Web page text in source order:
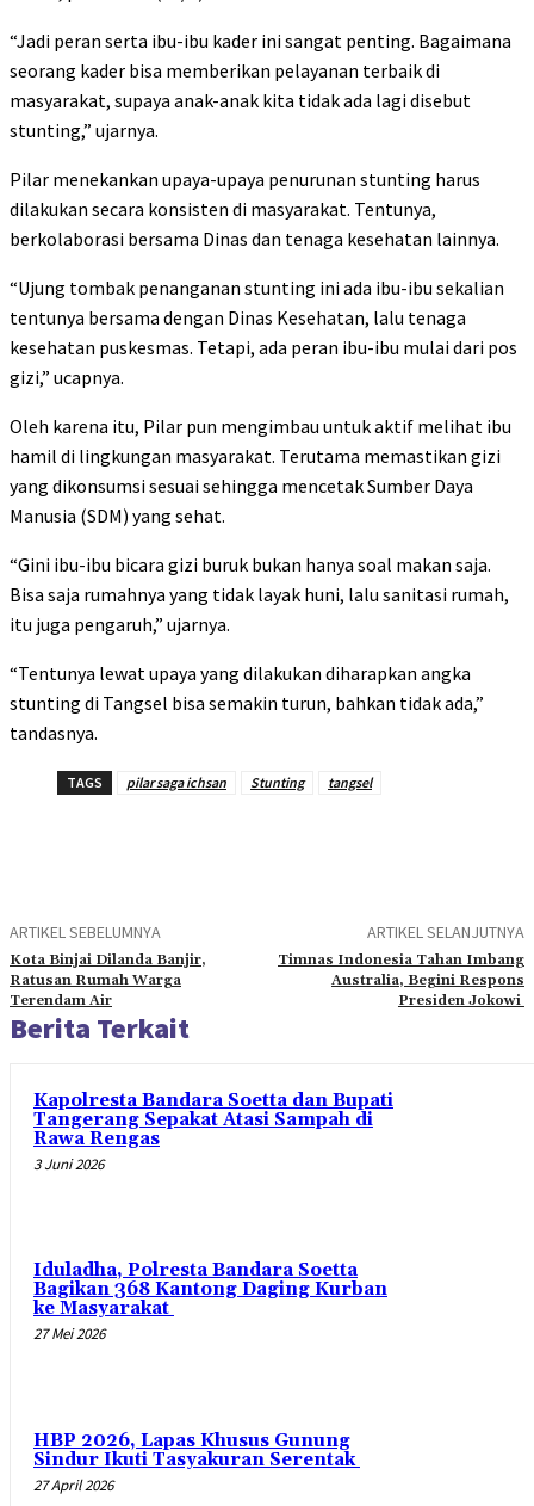
“Jadi peran serta ibu-ibu kader ini sangat penting. Bagaimana
seorang kader bisa memberikan pelayanan terbaik di
masyarakat, supaya anak-anak kita tidak ada lagi disebut
stunting,” ujarnya.
Pilar menekankan upaya-upaya penurunan stunting harus
dilakukan secara konsisten di masyarakat. Tentunya,
berkolaborasi bersama Dinas dan tenaga kesehatan lainnya.
“Ujung tombak penanganan stunting ini ada ibu-ibu sekalian
tentunya bersama dengan Dinas Kesehatan, lalu tenaga
kesehatan puskesmas. Tetapi, ada peran ibu-ibu mulai dari pos
gizi,” ucapnya.
Oleh karena itu, Pilar pun mengimbau untuk aktif melihat ibu
hamil di lingkungan masyarakat. Terutama memastikan gizi
yang dikonsumsi sesuai sehingga mencetak Sumber Daya
Manusia (SDM) yang sehat.
“Gini ibu-ibu bicara gizi buruk bukan hanya soal makan saja.
Bisa saja rumahnya yang tidak layak huni, lalu sanitasi rumah,
itu juga pengaruh,” ujarnya.
“Tentunya lewat upaya yang dilakukan diharapkan angka
stunting di Tangsel bisa semakin turun, bahkan tidak ada,”
tandasnya.
TAGS pilar saga ichsan Stunting tangsel
ARTIKEL SEBELUMNYA
Kota Binjai Dilanda Banjir,
Ratusan Rumah Warga
Terendam Air
ARTIKEL SELANJUTNYA
Timnas Indonesia Tahan Imbang
Australia, Begini Respons
Presiden Jokowi
Berita Terkait
Kapolresta Bandara Soetta dan Bupati
Tangerang Sepakat Atasi Sampah di
Rawa Rengas
3 Juni 2026
Iduladha, Polresta Bandara Soetta
Bagikan 368 Kantong Daging Kurban
ke Masyarakat
27 Mei 2026
HBP 2026, Lapas Khusus Gunung
Sindur Ikuti Tasyakuran Serentak
27 April 2026